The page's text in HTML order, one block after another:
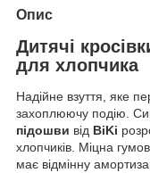
Опис
Дитячі
для хлопчика
Надійне взуття, яке
захоплюючу подію.
підошви від BiKi
хлопчиків. Міцна
має відмінну